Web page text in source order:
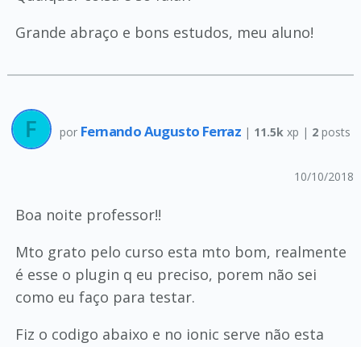
Grande abraço e bons estudos, meu aluno!
por Fernando Augusto Ferraz | 11.5k xp | 2posts
10/10/2018
Boa noite professor!!
Mto grato pelo curso esta mto bom, realmente
é esse o plugin q eu preciso, porem não sei
como eu faço para testar.
Fiz o codigo abaixo e no ionic serve não esta